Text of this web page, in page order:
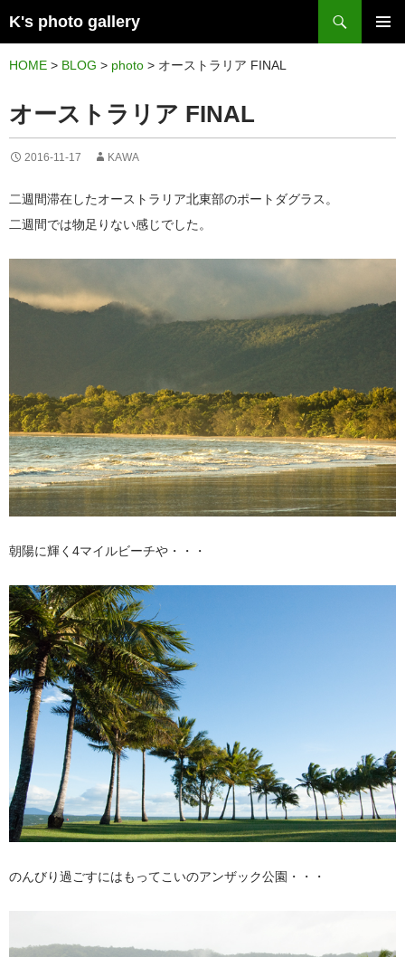
K's photo gallery
ン
ン
ツ
へ
ス
キ
HOME > BLOG > photo > オーストラリア FINAL
オーストラリア FINAL
2016-11-17 KAWA
二週間滞在したオーストラリア北東部のポートダグラス。
二週間では物足りない感じでした。
朝陽に輝く4マイルビーチや・・・
のんびり過ごすにはもってこいのアンザック公園・・・